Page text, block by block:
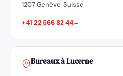
1207 Genève, Suisse
+41 22 566 82 44
Bureaux à Lucerne